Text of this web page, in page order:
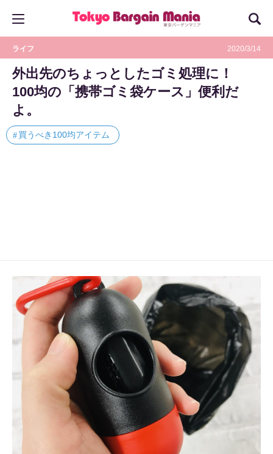
ライフ 2020/3/14
外出先のちょっとしたゴミ処理に！
100均の「携帯ゴミ袋ケース」便利だ
よ。
買うべき100均アイテム